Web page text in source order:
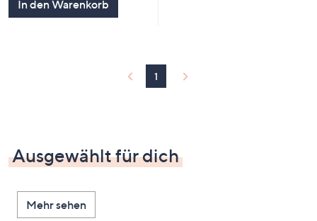
In den Warenkorb
1
Ausgewählt für dich
Mehr sehen